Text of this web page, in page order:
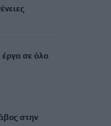
σε όλο
στην